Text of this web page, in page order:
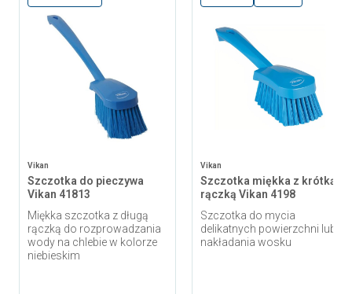
Vikan
Szczotka do pieczywa
Vikan 41813
Miękka szczotka z długą
rączką do rozprowadzania
wody na chlebie w kolorze
niebieskim
Vikan
Szczotka miękka z krótką
rączką Vikan 4198
Szczotka do mycia
delikatnych powierzchni lub
nakładania wosku